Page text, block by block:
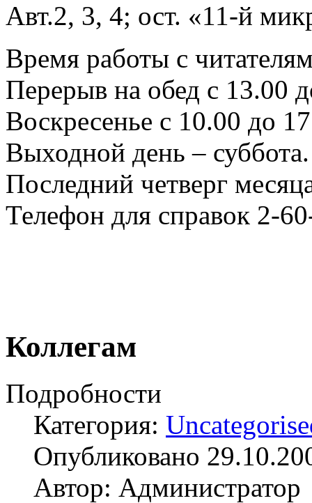
Авт.2, 3, 4; ост. «11-й
Время работы с
Перерыв на обед с 13.00
Воскресенье с 10.00 до
Выходной день – суббота.
Последний четверг
Телефон для справок 2-
Коллегам
Подробности
Категория:
Опубликовано
Автор: Администратор